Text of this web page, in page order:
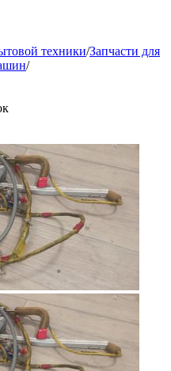
техники/Запчасти для
/